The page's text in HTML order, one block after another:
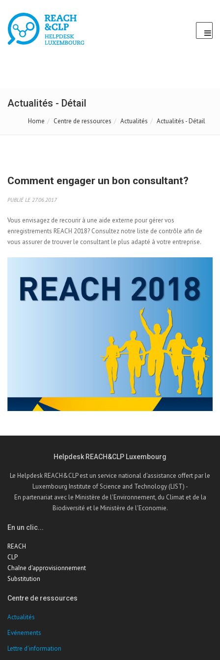
Actualités - Détail
Home Centre de ressources Actualités Actualités - Détail
Comment engager un bon consultant?
PUBLIÉ LE 27.06.2017
Vous envisagez de recourir à une aide externe pour gérer vos
enregistrements REACH 2018? Consultez notre liste de contrôle afin de
vous assurer de trouver le consultant le plus adapté à votre entreprise.
Helpdesk REACH&CLP Luxembourg
Le Helpdesk REACH&CLP est un service national d'assistance offert par le
Luxembourg Institute of Science and Technology (LIST) -
En partenariat avec le Ministère de l'Environnement, du Climat et de la
Biodiversité et le Ministère de l'Economie.
En un clic...
REACH
CLP
Chaîne d'approvisionnement
Substitution
Centre de ressources
Actualités
Evénements
Lettre d'information